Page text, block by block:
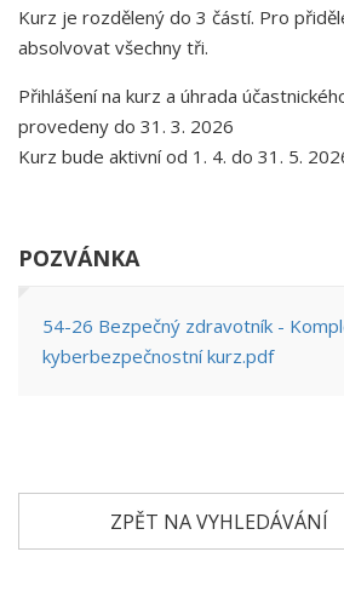
Kurz je rozdělený do 3 částí. Pro
absolvovat všechny tři.
Přihlášení na kurz a úhrada
provedeny do 31. 3. 2026
Kurz bude aktivní od 1. 4. do 31. 5.
POZVÁNKA
54-26 Bezpečný zdravotník -
kyberbezpečnostní kurz.pdf
ZPĚT NA VYHLEDÁVÁNÍ